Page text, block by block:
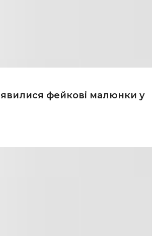
фейкові малюнки у